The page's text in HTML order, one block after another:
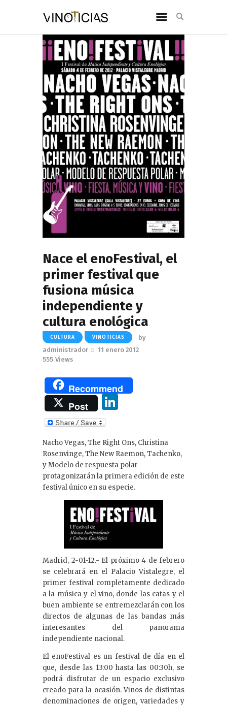
Nace el enoFestival, el
primer festival que
fusiona música
independiente y
cultura enológica
CULTURA VINOTICIAS
by
administrador
11 enero 2012
555 Views
Recommend
Post
k
e
dI
n
Nacho Vegas, The Right Ons, Christina
Rosenvinge, The New Raemon, Tachenko,
y Modelo de respuesta polar
protagonizarán la primera edición de este
festival único en su especie.
Madrid, 2-01-12.- El próximo 4 de febrero
se celebrará en el Palacio Vistalegre, el
primer festival completamente dedicado
a la música y el vino, donde las catas y el
buen ambiente se entremezclarán con los
directos de algunas de las bandas más
interesantes del panorama
independiente nacional.
El enoFestival es un festival de día en el
que, desde las 13:00 hasta las 00:30h, se
podrá disfrutar de un espacio exclusivo
creado para la ocasión. Vinos de distintas
denominaciones de origen, variedades y